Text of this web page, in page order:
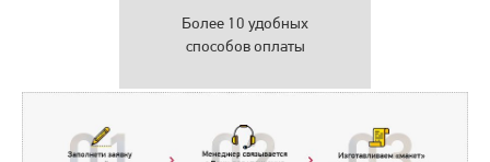
Более 10 удобных
способов оплаты